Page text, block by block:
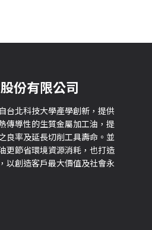
份有限公司
台北科技大學產學創新，提供
傳導性的生質金屬加工油，提
良率及延長切削工具壽命。並
更節省環境資源消耗，也打造
以創造客戶最大價值及社會永